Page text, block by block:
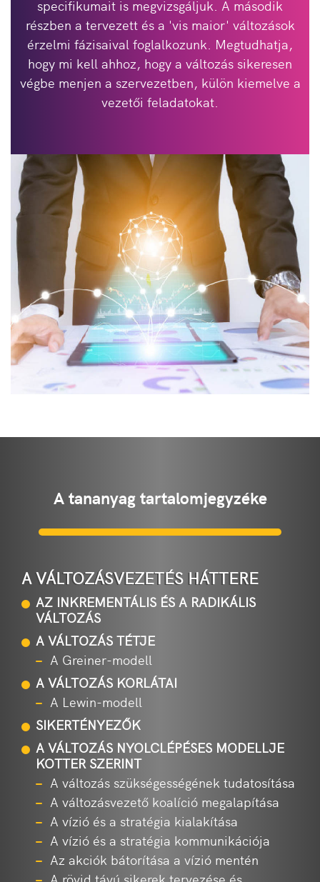
specifikumait is megvizsgáljuk. A második
részben a tervezett és a 'vis maior' változások
érzelmi fázisaival foglalkozunk. Megtudhatja,
hogy mi kell ahhoz, hogy a változás sikeresen
végbe menjen a szervezetben, külön kiemelve a
vezetői feladatokat.
A tananyag tartalomjegyzéke
A VÁLTOZÁSVEZETÉS HÁTTERE
AZ INKREMENTÁLIS ÉS A RADIKÁLIS
VÁLTOZÁS
A VÁLTOZÁS TÉTJE
A Greiner-modell
A VÁLTOZÁS KORLÁTAI
A Lewin-modell
SIKERTÉNYEZŐK
A VÁLTOZÁS NYOLCLÉPÉSES MODELLJE
KOTTER SZERINT
A változás szükségességének tudatosítása
A változásvezető koalíció megalapítása
A vízió és a stratégia kialakítása
A vízió és a stratégia kommunikációja
Az akciók bátorítása a vízió mentén